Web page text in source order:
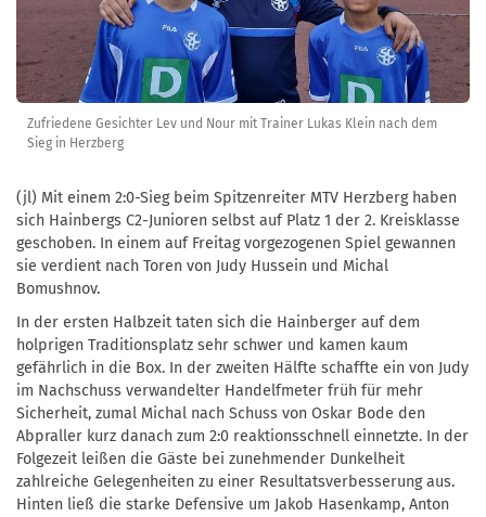
Zufriedene Gesichter Lev und Nour mit Trainer Lukas Klein nach dem
Sieg in Herzberg
(jl) Mit einem 2:0-Sieg beim Spitzenreiter MTV Herzberg haben
sich Hainbergs C2-Junioren selbst auf Platz 1 der 2. Kreisklasse
geschoben. In einem auf Freitag vorgezogenen Spiel gewannen
sie verdient nach Toren von Judy Hussein und Michal
Bomushnov.
In der ersten Halbzeit taten sich die Hainberger auf dem
holprigen Traditionsplatz sehr schwer und kamen kaum
gefährlich in die Box. In der zweiten Hälfte schaffte ein von Judy
im Nachschuss verwandelter Handelfmeter früh für mehr
Sicherheit, zumal Michal nach Schuss von Oskar Bode den
Abpraller kurz danach zum 2:0 reaktionsschnell einnetzte. In der
Folgezeit leißen die Gäste bei zunehmender Dunkelheit
zahlreiche Gelegenheiten zu einer Resultatsverbesserung aus.
Hinten ließ die starke Defensive um Jakob Hasenkamp, Anton